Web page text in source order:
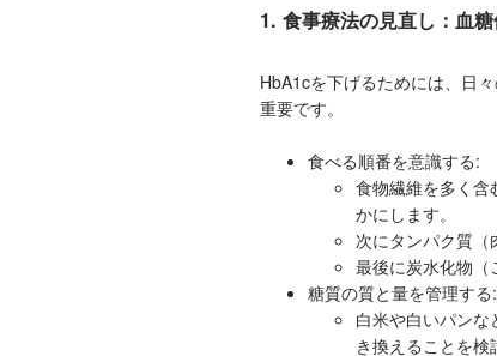
1. 食事療法の見直し：血
HbA1cを下げるためには、日
重要です。
食べる順番を意識する:
食物繊維を多く含
かにします。
次にタンパク質（
最後に炭水化物（
糖質の質と量を管理する:
白米や白いパン
き換えることを検